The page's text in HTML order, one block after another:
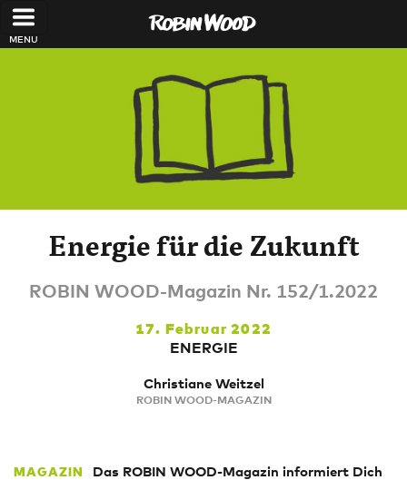
Direkt zum Inhalt
Energie für die Zukunft
ROBIN WOOD-Magazin Nr. 152/1.2022
17. Februar 2022
ENERGIE
Christiane Weitzel
ROBIN WOOD-MAGAZIN
MAGAZIN
Das ROBIN WOOD-Magazin informiert Dich